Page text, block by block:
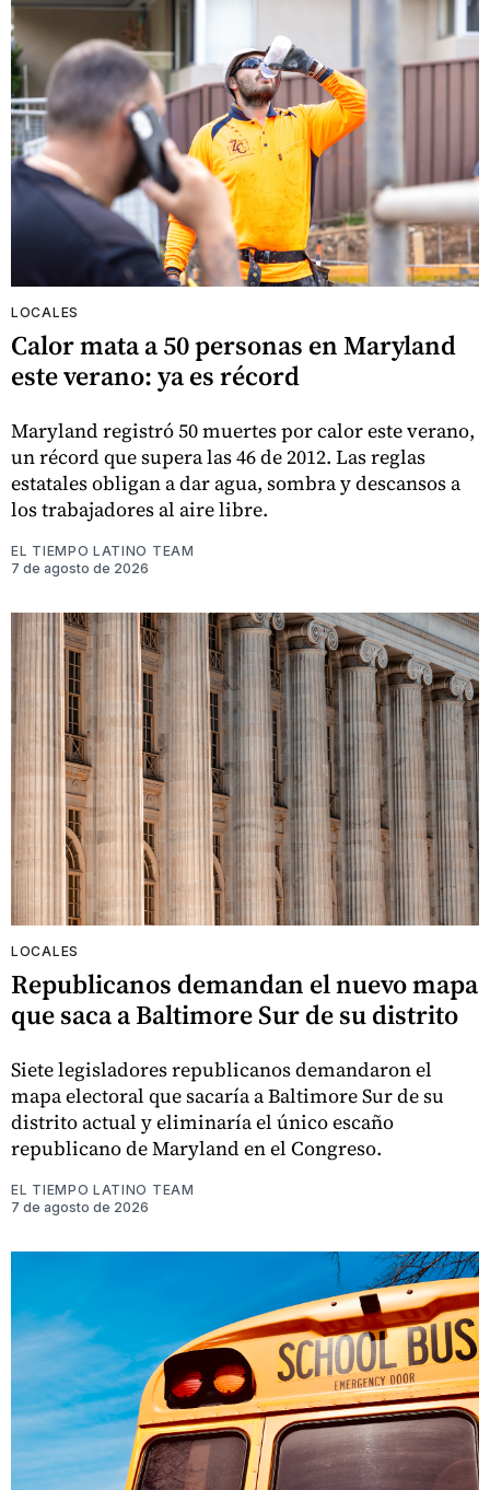
LOCALES
Calor mata a 50 personas en Maryland
este verano: ya es récord
Maryland registró 50 muertes por calor este verano,
un récord que supera las 46 de 2012. Las reglas
estatales obligan a dar agua, sombra y descansos a
los trabajadores al aire libre.
EL TIEMPO LATINO TEAM
7 de agosto de 2026
LOCALES
Republicanos demandan el nuevo mapa
que saca a Baltimore Sur de su distrito
Siete legisladores republicanos demandaron el
mapa electoral que sacaría a Baltimore Sur de su
distrito actual y eliminaría el único escaño
republicano de Maryland en el Congreso.
EL TIEMPO LATINO TEAM
7 de agosto de 2026